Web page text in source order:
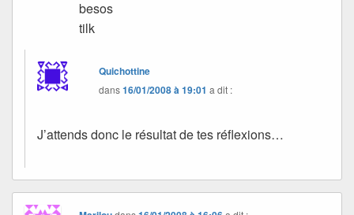
besos
tilk
Quichottine
dans16/01/2008 à 19:01 a dit :
J’attends donc le résultat de tes réflexions…